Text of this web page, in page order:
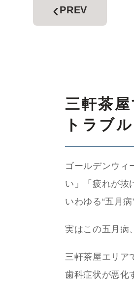
‹PREV
三軒茶
トラブル
ゴールデンウィ
い」「疲れが抜
いわゆる“五月
実はこの五月病
三軒茶屋エリア
歯科症状が悪化